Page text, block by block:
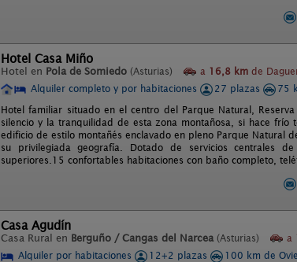
Hotel Casa Miño
Hotel en Pola de Somiedo (Asturias) a 16,8 km de
Alquiler completo y por habitaciones
27 plazas
75
Hotel familiar situado en el centro del Parque Natural,
silencio y la tranquilidad de esta zona montañosa, si hace frío
edificio de estilo montañés enclavado en pleno Parque Natural
su privilegiada geografía. Dotado de servicios centrales
superiores.15 confortables habitaciones con baño completo,
Casa Agudín
Casa Rural en Berguño / Cangas del Narcea (Asturias) a
Alquiler por habitaciones
12+2 plazas
100 km de